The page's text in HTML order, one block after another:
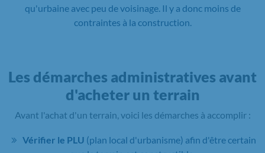
qu'urbaine avec peu de voisinage. Il y a donc moins de
contraintes à la construction.
Les démarches administratives avant
d'acheter un terrain
Avant l'achat d'un terrain, voici les démarches à accomplir :
Vérifier le PLU (plan local d'urbanisme) afin d'être certain